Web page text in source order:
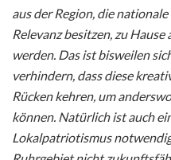
aus der Region, die
Relevanz besitzen, zu
werden. Das ist bisweilen
verhindern, dass diese
Rücken kehren, um
können. Natürlich ist auch
Lokalpatriotismus